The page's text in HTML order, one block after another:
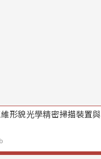
形貌光學精密掃描裝置與